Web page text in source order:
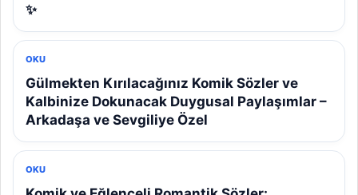
✨
OKU
Gülmekten Kırılacağınız Komik Sözler ve
Kalbinize Dokunacak Duygusal Paylaşımlar –
Arkadaşa ve Sevgiliye Özel
OKU